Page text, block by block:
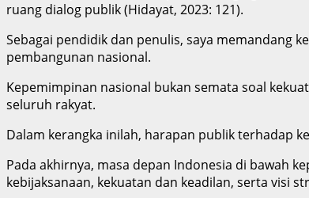
ruang dialog publik (Hidayat, 2023: 121).
Sebagai pendidik dan penulis, saya memandang
pembangunan nasional.
Kepemimpinan nasional bukan semata soal
seluruh rakyat.
Dalam kerangka inilah, harapan publik terhadap
Pada akhirnya, masa depan Indonesia di bawah
kebijaksanaan, kekuatan dan keadilan, serta visi